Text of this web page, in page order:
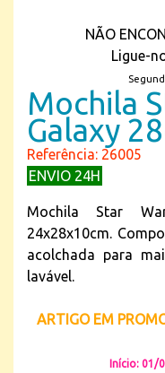
NÃO
Ligue-
Mochila
Galaxy
Referência: 26005
ENVIO 24H
Mochila Star
24x28x10cm.
acolchada para
lavável.
ARTIGO EM
Início: 01/